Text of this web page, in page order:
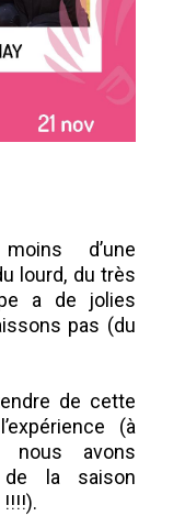
d’une
lourd, du très
a de jolies
pas (du
de cette
(à
nous avons
la saison